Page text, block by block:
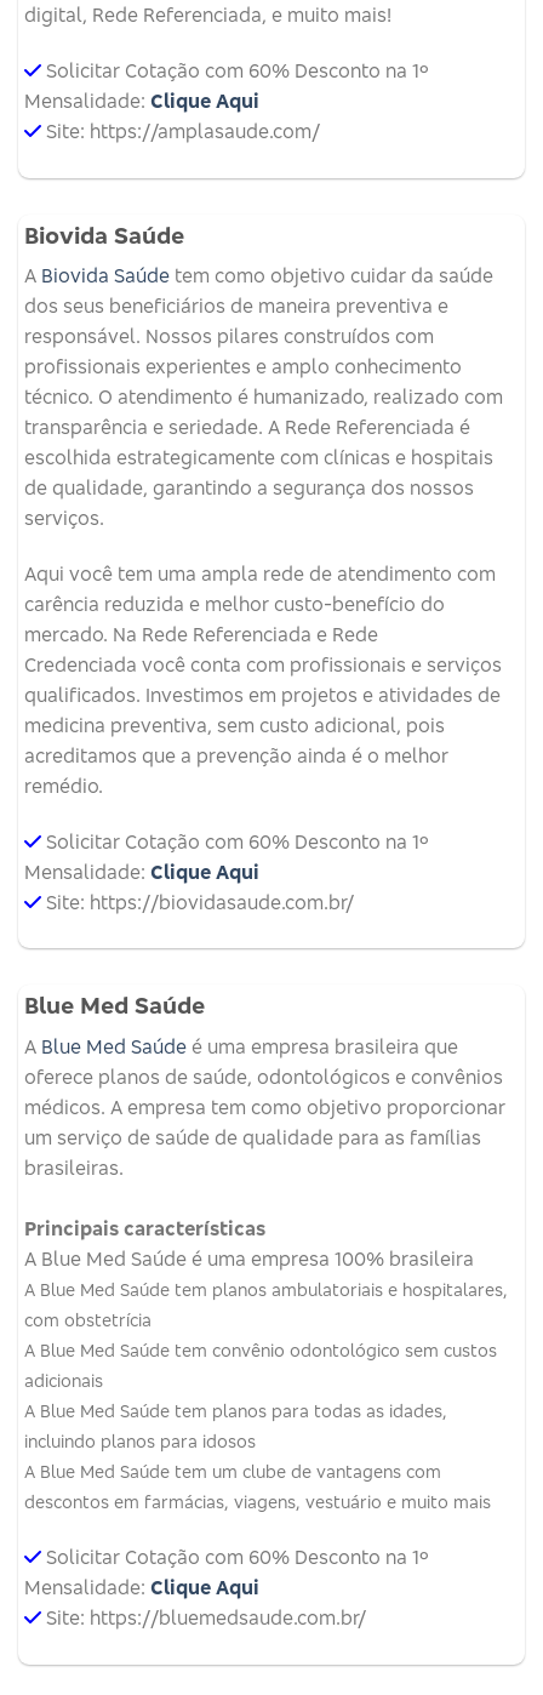
digital, Rede Referenciada, e muito mais!
Solicitar Cotação com 60% Desconto na 1º
Mensalidade: Clique Aqui
Site: https://amplasaude.com/
Biovida Saúde
A Biovida Saúde tem como objetivo cuidar da saúde
dos seus beneficiários de maneira preventiva e
responsável. Nossos pilares construídos com
profissionais experientes e amplo conhecimento
técnico. O atendimento é humanizado, realizado com
transparência e seriedade. A Rede Referenciada é
escolhida estrategicamente com clínicas e hospitais
de qualidade, garantindo a segurança dos nossos
serviços.
Aqui você tem uma ampla rede de atendimento com
carência reduzida e melhor custo-benefício do
mercado. Na Rede Referenciada e Rede
Credenciada você conta com profissionais e serviços
qualificados. Investimos em projetos e atividades de
medicina preventiva, sem custo adicional, pois
acreditamos que a prevenção ainda é o melhor
remédio.
Solicitar Cotação com 60% Desconto na 1º
Mensalidade: Clique Aqui
Site: https://biovidasaude.com.br/
Blue Med Saúde
A Blue Med Saúde é uma empresa brasileira que
oferece planos de saúde, odontológicos e convênios
médicos. A empresa tem como objetivo proporcionar
um serviço de saúde de qualidade para as famílias
brasileiras.
Principais características
A Blue Med Saúde é uma empresa 100% brasileira
A Blue Med Saúde tem planos ambulatoriais e hospitalares,
com obstetrícia
A Blue Med Saúde tem convênio odontológico sem custos
adicionais
A Blue Med Saúde tem planos para todas as idades,
incluindo planos para idosos
A Blue Med Saúde tem um clube de vantagens com
descontos em farmácias, viagens, vestuário e muito mais
Solicitar Cotação com 60% Desconto na 1º
Mensalidade: Clique Aqui
Site: https://bluemedsaude.com.br/